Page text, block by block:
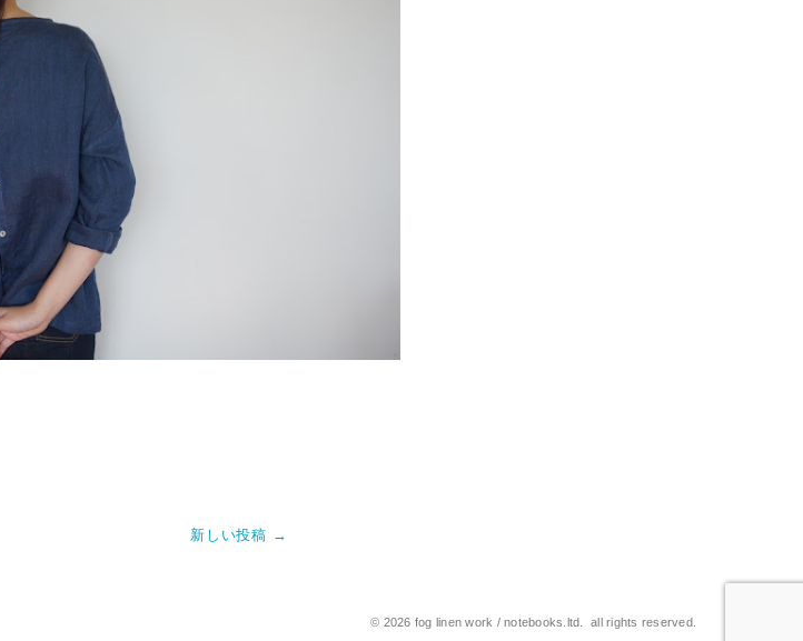
新しい投稿 →
© 2026 fog linen work / notebooks.ltd. all rights reserved.